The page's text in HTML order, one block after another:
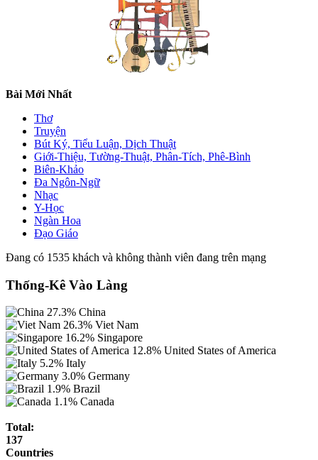
Bài Mới Nhất
Thơ
Truyện
Bút Ký, Tiểu Luận, Dịch Thuật
Giới-Thiệu, Tường-Thuật, Phân-Tích, Phê-Bình
Biên-Khảo
Đa Ngôn-Ngữ
Nhạc
Y-Học
Ngàn Hoa
Đạo Giáo
Đang có 1535 khách và không thành viên đang trên mạng
Thống-Kê Vào Làng
27.3% China
26.3% Viet Nam
16.2% Singapore
12.8% United States of America
5.2% Italy
3.0% Germany
1.9% Brazil
1.1% Canada
Total:
137
Countries